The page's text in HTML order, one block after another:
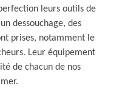
leurs outils de
dessouchage, des
prises, notamment le
Leur équipement
de chacun de nos